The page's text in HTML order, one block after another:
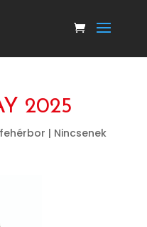
2025
fehérbor | Nincsenek